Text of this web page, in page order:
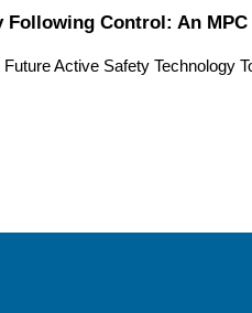
Following Control: An
Active Safety Technology